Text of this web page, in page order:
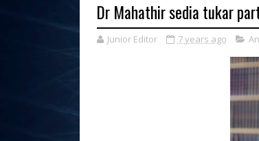
Dr Mahathir sedia tukar
Junior Editor 7 years ago